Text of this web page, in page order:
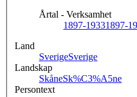
Årtal - Verksamhet
1897-19331897-
Land
SverigeSverige
Landskap
SkåneSk%C3%A5ne
Persontext